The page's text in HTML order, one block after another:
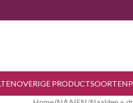
OVERIGE PRODUCTSOORTEN